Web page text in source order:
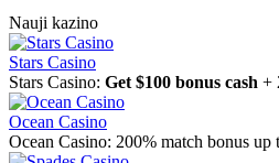
Nauji kazino
Stars Casino
Stars Casino: Get $100 bonus cash +
Ocean Casino
Ocean Casino: 200% match bonus up